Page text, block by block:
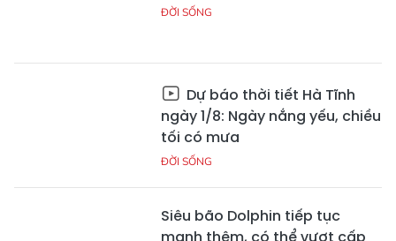
ĐỜI SỐNG
Dự báo thời tiết Hà Tĩnh
ngày 1/8: Ngày nắng yếu, chiều
tối có mưa
ĐỜI SỐNG
Siêu bão Dolphin tiếp tục